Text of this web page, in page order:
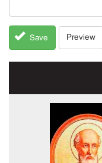
Save Preview